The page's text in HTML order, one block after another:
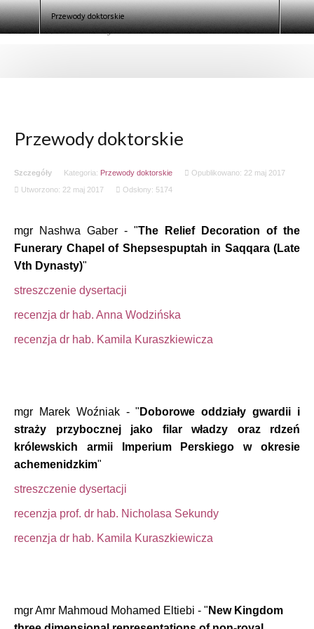
Przewody doktorskie
Szukaj
Przewody doktorskie
Szczegóły Kategoria: Przewody doktorskie
Opublikowano: 22 maj 2017
Utworzono: 22 maj 2017
Odsłony: 5174
mgr Nashwa Gaber - "The Relief Decoration of the
Funerary Chapel of Shepsespuptah in Saqqara (Late
Vth Dynasty)"
streszczenie dysertacji
recenzja dr hab. Anna Wodzińska
recenzja dr hab. Kamila Kuraszkiewicza
mgr Marek Woźniak - " Doborowe oddziały gwardii i
straży przybocznej jako filar władzy oraz rdzeń
królewskich armii Imperium Perskiego w okresie
achemenidzkim"
streszczenie dysertacji
recenzja prof. dr hab. Nicholasa Sekundy
recenzja dr hab. Kamila Kuraszkiewicza
mgr Amr Mahmoud Mohamed Eltiebi - " New Kingdom